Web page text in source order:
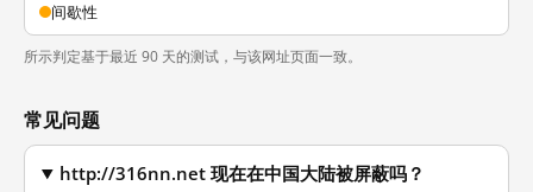
间歇性
所示判定基于最近 90 天的测试，与该网址页面一致。
常见问题
http://316nn.net 现在在中国大陆被屏蔽吗？